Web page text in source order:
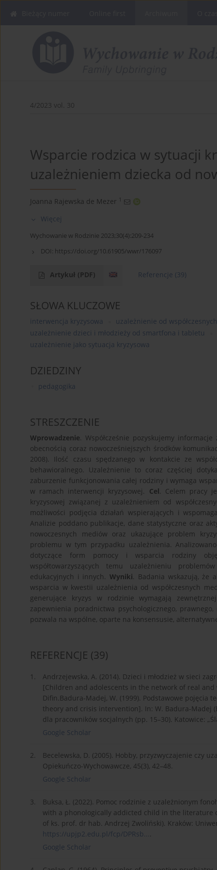
4/2023 vol. 30
Wsparcie rodzica w sytuacji
uzależnieniem dziecka od
Joanna Rajewska de Mezer 1
Więcej
Wychowanie w Rodzinie 2023;30(4):209-234
DOI: https://doi.org/10.61905/wwr/176097
Artykuł (PDF) Referencje (39)
SŁOWA KLUCZOWE
interwencja kryzysowa
uzależnienie od
uzależnienie dzieci i młodzieży od smartfona i tabletu
uzależnienie jako sytuacja kryzysowa
DZIEDZINY
pedagogika
STRESZCZENIE
Wprowadzenie. Współcześnie pozyskujemy
obecnością coraz nowocześniejszych środków
2008). Ilość czasu spędzanego w kontakcie ze
behawioralnego. Uzależnienie to coraz częściej
zaburzenie funkcjonowania całej rodziny i wymaga
w ramach interwencji kryzysowej. Cel. Celem pracy
kryzysowej związanej z uzależnieniem od
możliwości podjęcia działań wspierających i
Analizie poddano publikacje, dane statystyczne oraz
nowoczesnych mediów oraz ukazujące problem
problemu w tym przypadku uzależnienia.
dotyczące form pomocy i wsparcia rodziny
współtowarzyszących temu uzależnieniu
edukacyjnych i innych.Wyniki. Badania wskazują, że
wsparcia w kwestii uzależnienia od współczesnych
generujące kryzys w rodzinie wymagają
zapewnienia poradnictwa psychologicznego,
pozwala na wspólne, oparte na konsensusie,
REFERENCJE (39)
1.
Andrzejewska, A. (2014). Dzieci i młodzież w sieci
[Children and adolescents in the network of real
Difin.Badura-Madej, W. (1999). Podstawowe pojęcia
theory and crisis intervention]. In: W. Badura-Madej
dla pracowników socjalnych (pp. 15–30). Katowice:
Google Scholar
2.
Becelewska, D. (2005). Hobby, przyzwyczajenie czy
Opiekuńczo-Wychowawcze, 45(3), 42–48.
Google Scholar
3.
Buksa, Ł. (2022). Pomoc rodzinie z uzależnionym
with a phonologically addicted child in the
of ks. prof. dr hab. Andrzej Zwoliński). Kraków:
https://upjp2.edu.pl/fcp/DPRsb....
Google Scholar